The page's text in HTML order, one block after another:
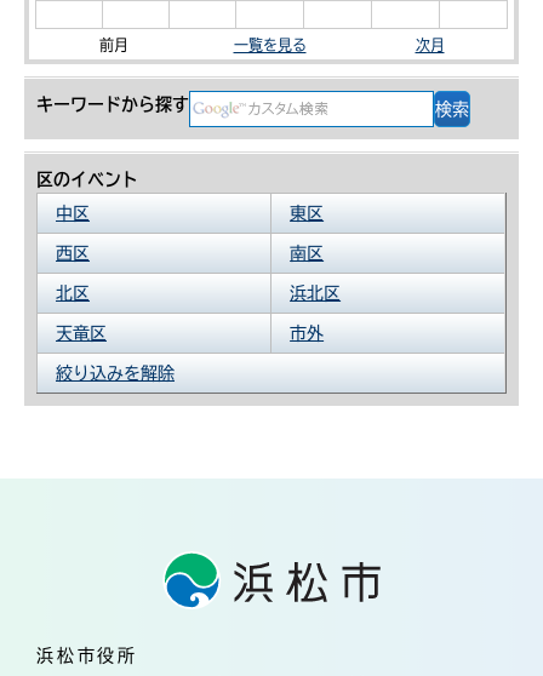
前月 一覧を見る 次月
キーワードから探す
区のイベント
中区
東区
西区 南区
北区 浜北区
天竜区 市外
絞り込みを解除
浜松市役所